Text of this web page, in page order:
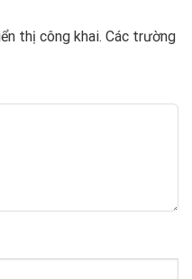
thị công khai. Các trường